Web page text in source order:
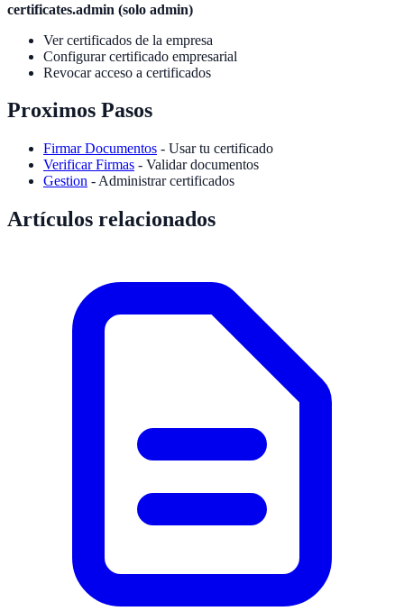
certificates.admin (solo admin)
Ver certificados de la empresa
Configurar certificado empresarial
Revocar acceso a certificados
Proximos Pasos
Firmar Documentos - Usar tu certificado
Verificar Firmas - Validar documentos
Gestion - Administrar certificados
Artículos relacionados